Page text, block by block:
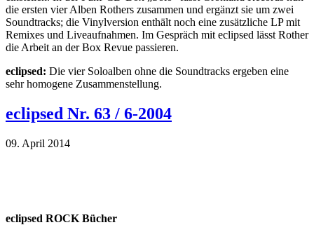
die ersten vier Alben Rothers zusammen und ergänzt sie um zwei
Soundtracks; die Vinylversion enthält noch eine zusätzliche LP mit
Remixes und Liveaufnahmen. Im Gespräch mit eclipsed lässt Rother
die Arbeit an der Box Revue passieren.
eclipsed: Die vier Soloalben ohne die Soundtracks ergeben eine
sehr homogene Zusammenstellung.
eclipsed Nr. 63 / 6-2004
09. April 2014
eclipsed ROCK Bücher